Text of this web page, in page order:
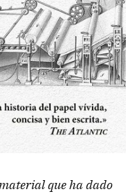
que ha dado